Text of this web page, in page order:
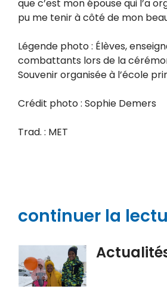
que c’est mon épouse qui l’a
pu me tenir à côté de mon
Légende photo : Élèves,
combattants lors de la
Souvenir organisée à l’école
Crédit photo : Sophie Demers
Trad. : MET
continuer la